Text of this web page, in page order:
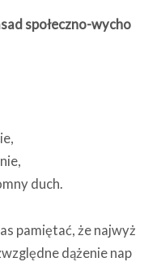
wycho
duch.
pamiętać, że najwyż
dążenie nap